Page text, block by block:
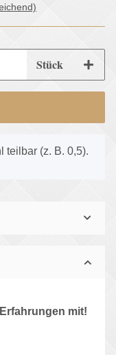
Stück
teilbar (z. B. 0,5).
mit!